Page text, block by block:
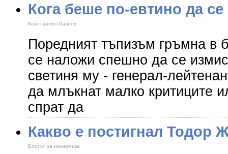
Кога беше по-евтино да се
Константин Павлов
Поредният тъпизъм гръмна в
се наложи спешно да се
светиня му - генерал-
да млъкнат малко критиците
спрат да
Какво е постигнал Тодор
Блогът за икономика